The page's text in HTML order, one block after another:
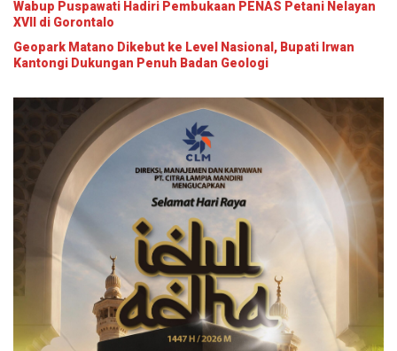
Wabup Puspawati Hadiri Pembukaan PENAS Petani Nelayan
XVII di Gorontalo
Geopark Matano Dikebut ke Level Nasional, Bupati Irwan
Kantongi Dukungan Penuh Badan Geologi